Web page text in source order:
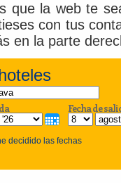
que la web te
con tus
en la parte
Fecha de
decidido las fechas